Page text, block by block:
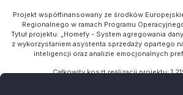
Projekt współfinansowany ze środków
Regionalnego w ramach Programu
Tytuł projektu: „Homefy - System agregowania
z wykorzystaniem asystenta sprzedaży opartego
inteligencji oraz analizie emocjonalnych
Całkowity koszt realizacji projektu: 1